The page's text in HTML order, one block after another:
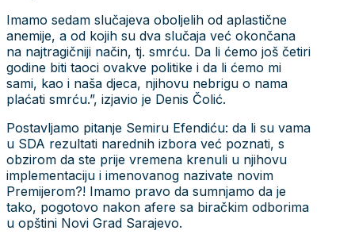
Imamo sedam slučajeva oboljelih od aplastične
anemije, a od kojih su dva slučaja već okončana
na najtragičniji način, tj. smrću. Da li ćemo još četiri
godine biti taoci ovakve politike i da li ćemo mi
sami, kao i naša djeca, njihovu nebrigu o nama
plaćati smrću.”, izjavio je Denis Čolić.
Postavljamo pitanje Semiru Efendiću: da li su vama
u SDA rezultati narednih izbora već poznati, s
obzirom da ste prije vremena krenuli u njihovu
implementaciju i imenovanog nazivate novim
Premijerom?! Imamo pravo da sumnjamo da je
tako, pogotovo nakon afere sa biračkim odborima
u opštini Novi Grad Sarajevo.